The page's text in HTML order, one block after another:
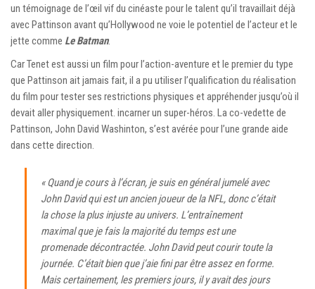
un témoignage de l’œil vif du cinéaste pour le talent qu’il travaillait déjà
avec Pattinson avant qu’Hollywood ne voie le potentiel de l’acteur et le
jette comme Le Batman.
Car Tenet est aussi un film pour l’action-aventure et le premier du type
que Pattinson ait jamais fait, il a pu utiliser l’qualification du réalisation
du film pour tester ses restrictions physiques et appréhender jusqu’où il
devait aller physiquement. incarner un super-héros. La co-vedette de
Pattinson, John David Washinton, s’est avérée pour l’une grande aide
dans cette direction.
« Quand je cours à l’écran, je suis en général jumelé avec
John David qui est un ancien joueur de la NFL, donc c’était
la chose la plus injuste au univers. L’entraînement
maximal que je fais la majorité du temps est une
promenade décontractée. John David peut courir toute la
journée. C’était bien que j’aie fini par être assez en forme.
Mais certainement, les premiers jours, il y avait des jours